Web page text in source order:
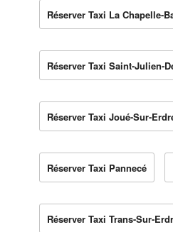
Réserver Taxi La Chapelle-
Réserver Taxi Saint-Julien-
Réserver Taxi Joué-Sur-
Réserver Taxi Pannecé
Réserver Taxi Trans-Sur-